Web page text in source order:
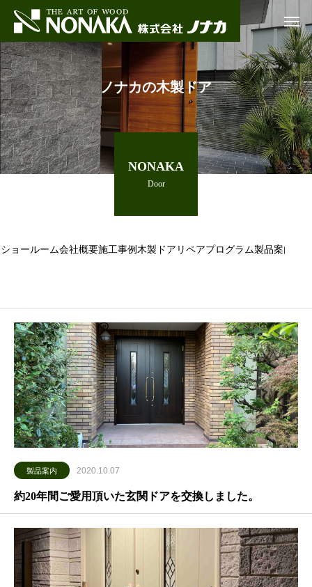
ノナカの木製ドア
NONAKA
Door
ショールーム会社概要施工事例 木製ドアリペアプログラム製品案内
製品案内 2020.10.07
約20年間ご愛用頂いた玄関ドアを交換しました。